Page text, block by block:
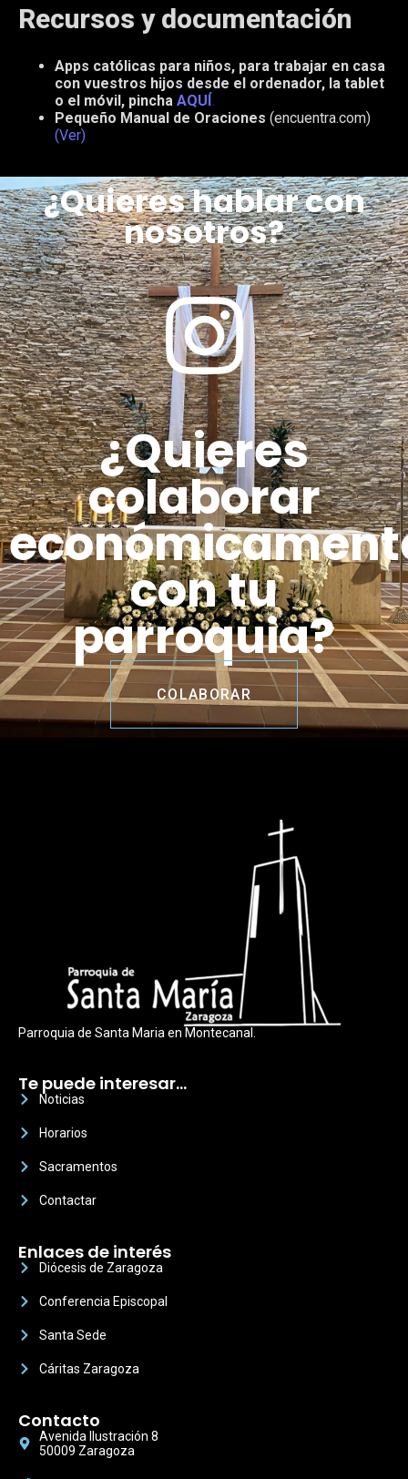
Recursos y documentación
Apps católicas para niños, para trabajar en casa
con vuestros hijos desde el ordenador, la tablet
o el móvil, pincha AQUÍ.
Pequeño Manual de Oraciones (encuentra.com)
(Ver)
¿Quieres hablar con
nosotros?
¿Quieres
colaborar
con tu
parroquia?
COLABORAR
Parroquia de Santa Maria en Montecanal.
Te puede interesar…
Noticias
Horarios
Sacramentos
Contactar
Enlaces de interés
Diócesis de Zaragoza
Conferencia Episcopal
Santa Sede
Cáritas Zaragoza
Contacto
Avenida Ilustración 8
50009 Zaragoza